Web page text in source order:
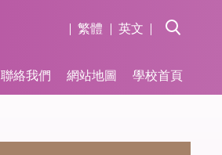
繁體 英文
聯絡我們 網站地圖 學校首頁